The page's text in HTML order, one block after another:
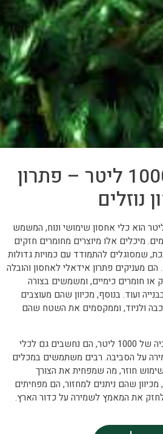
מיכל קוביה 1000 ליטר – פתרון
נוזלים
קוביה בנפח של 1000 ליטר הוא כלי אחסון שימושי ונוח, המשמש
מיכלים אלו מיוצרים מחומרים חזקים
שמסוגלים להתמודד עם כמויות גדולות
מעניקים פתרון אידאלי לאחסון והובלה
או חומרים כימיים, ומשמשים בצורה
ועוד. בנוסף, מכיוון שהם מעוצבים
ולניוד, וממקסמים את השטח שהם
מעבר ליתרונות של מיכלי קוביה של 1000 ליטר, הם נחשבים גם לכלי
על הסביבה. רבים משתמשים במכלים
חוזר, מה שמפחית את הצורך
שהם ניתנים למחזור, הם מפחיתים
לחזק את המאמץ לשמירה על כדור הארץ.